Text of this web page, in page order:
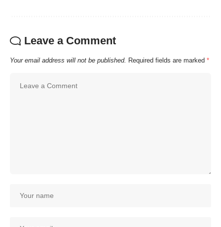
Leave a Comment
Your email address will not be published. Required fields are marked *